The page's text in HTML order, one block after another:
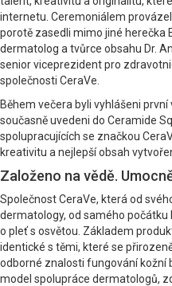
internetu. Ceremoniálem
porotě zasedli mimo jiné herečka
dermatolog a tvůrce obsahu Dr.
senior viceprezident pro
společnosti CeraVe.
Během večera byli vyhlášeni
současně uvedeni do Ceramide
spolupracujících se značkou
kreativitu a nejlepší obsah
Založeno na vědě.
Společnost CeraVe, která od
dermatology, od samého počátku
o pleť s osvětou. Základem
identické s těmi, které se
odborné znalosti fungování kožní
model spolupráce dermatologů,